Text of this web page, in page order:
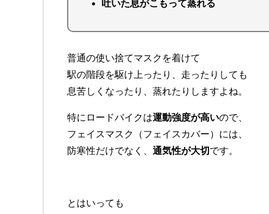
吐いた息がこもって蒸れる
普通の使い捨てマスクを着けて
駅の階段を駆け上ったり、走ったりしても
息苦しくなったり、蒸れたりしますよね。
特にロードバイクは運動強度が高いので、
フェイスマスク（フェイスカバー）には、
防寒性だけでなく、 通気性が大切です。
とはいっても